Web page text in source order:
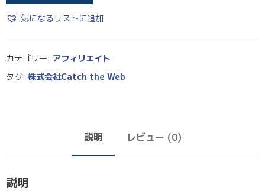
気になるリストに追加
カテゴリー: アフィリエイト
タグ: 株式会社Catch the Web
説明 レビュー (0)
説明